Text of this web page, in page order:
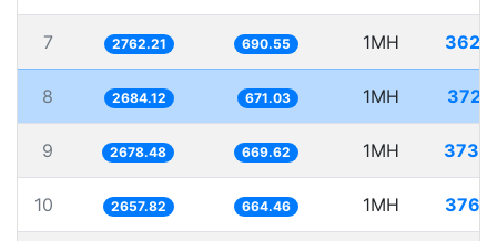
7 2762.21 690.55 1MH
8 2684.12 671.03 1MH
9 2678.48 669.62 1MH
10 2657.82 664.46 1MH